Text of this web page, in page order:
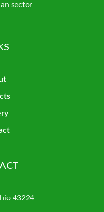
sector
43224